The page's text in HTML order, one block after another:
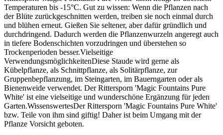
Temperaturen bis -15°C. Gut zu wissen: Wenn die Pflanzen nach
der Blüte zurückgeschnitten werden, treiben sie noch einmal durch
und blühen erneut. Gießen Sie seltener, aber dafür gründlich und
durchdringend. Dadurch werden die Pflanzenwurzeln angeregt auch
in tiefere Bodenschichten vorzudringen und überstehen so
Trockenperioden besser.Vielseitige
VerwendungsmöglichkeitenDiese Staude wird gerne als
Kübelpflanze, als Schnittpflanze, als Solitärpflanze, zur
Gruppenbepflanzung, im Steingarten, im Bauerngarten oder als
Bienenweide verwendet. Der Rittersporn 'Magic Fountains Pure
White' ist eine vielseitige und wunderschöne Ergänzung für jeden
Garten.WissenswertesDer Rittersporn 'Magic Fountains Pure White'
bzw. Teile von ihm sind giftig! Daher ist beim Umgang mit der
Pflanze Vorsicht geboten.